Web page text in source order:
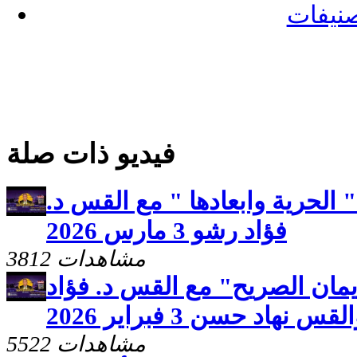
فيديو ذات صلة
الحرية وابعادها " مع القس د.
فؤاد رشو 3 مارس 2026
3812 مشاهدات
الصريح" مع القس د. فؤاد
نهاد حسن 3 فبراير 2026
5522 مشاهدات